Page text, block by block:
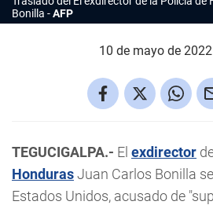
Bonilla
AFP
10 de mayo de
TEGUCIGALPA.- El exdirector
HondurasJuan Carlos Bonilla
Estados Unidos, acusado de